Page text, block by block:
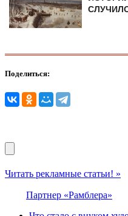
Поделиться:
Читать рекламные статьи! »
Партнер «Рамблера»